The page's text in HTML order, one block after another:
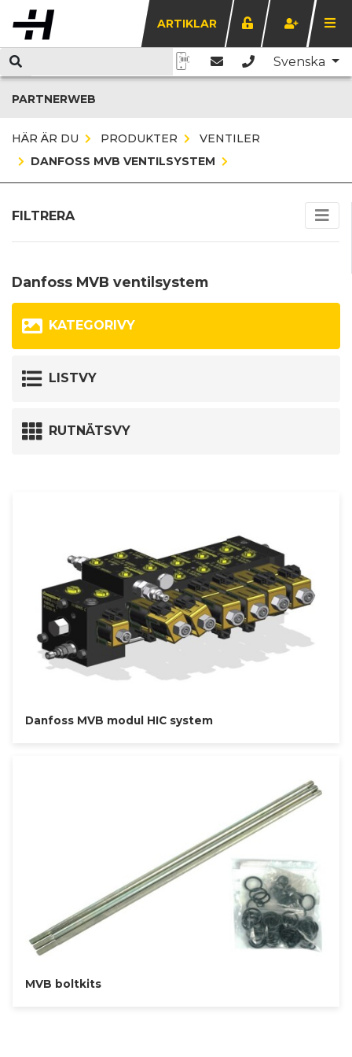
ARTIKLAR
Svenska
PARTNERWEB
HÄR ÄR DU PRODUKTER
VENTILER
DANFOSS MVB VENTILSYSTEM
FILTRERA
Danfoss MVB ventilsystem
KATEGORIVY
LISTVY
RUTNÄTSVY
Danfoss MVB modul HIC system
MVB boltkits